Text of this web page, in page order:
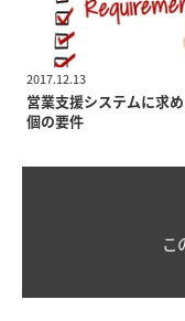
2017.12.13
営業支援システムに求
個の要件
こ